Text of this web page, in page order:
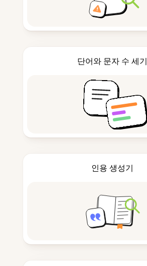
단어와 문자 수 세기
인용 생성기